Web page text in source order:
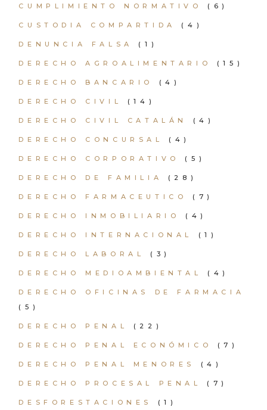
CUMPLIMIENTO NORMATIVO (6)
CUSTODIA COMPARTIDA (4)
DENUNCIA FALSA (1)
DERECHO AGROALIMENTARIO (15)
DERECHO BANCARIO (4)
DERECHO CIVIL (14)
DERECHO CIVIL CATALÁN (4)
DERECHO CONCURSAL (4)
DERECHO CORPORATIVO (5)
DERECHO DE FAMILIA (28)
DERECHO FARMACEUTICO (7)
DERECHO INMOBILIARIO (4)
DERECHO INTERNACIONAL (1)
DERECHO LABORAL (3)
DERECHO MEDIOAMBIENTAL (4)
DERECHO OFICINAS DE FARMACIA
(5)
DERECHO PENAL (22)
DERECHO PENAL ECONÓMICO (7)
DERECHO PENAL MENORES (4)
DERECHO PROCESAL PENAL (7)
DESFORESTACIONES (1)